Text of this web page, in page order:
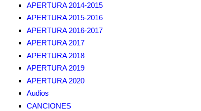
APERTURA 2014-2015
APERTURA 2015-2016
APERTURA 2016-2017
APERTURA 2017
APERTURA 2018
APERTURA 2019
APERTURA 2020
Audios
CANCIONES